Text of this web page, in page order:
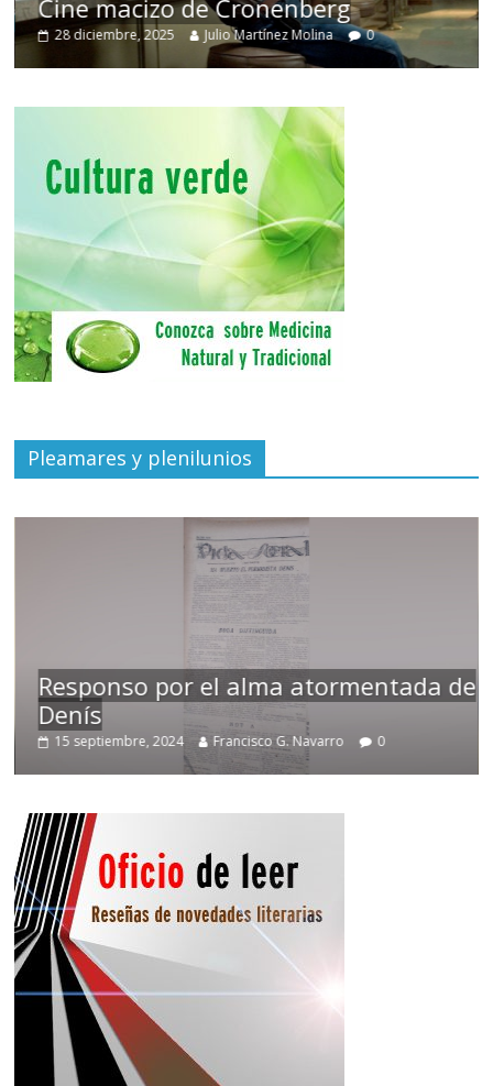
Cine macizo de Cronenberg
28 diciembre, 2025 Julio Martínez Molina 0
Pleamares y plenilunios
Responso por el alma atormentada de
Denís
15 septiembre, 2024 Francisco G. Navarro 0